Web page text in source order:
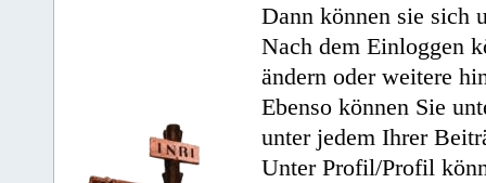
Dann können sie sich
Nach dem Einloggen
ändern oder weitere
Ebenso können Sie
unter jedem Ihrer
Unter Profil/Profil